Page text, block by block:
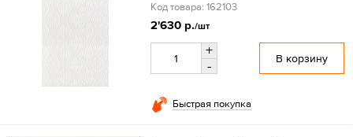
Код товара: 162103
2'630 р./шт
+
-
В корзину
Быстрая покупка